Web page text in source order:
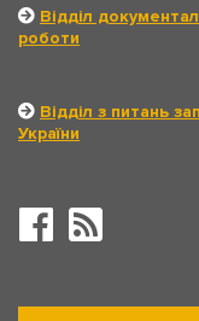
Відділ
роботи
Відділ з питань
України